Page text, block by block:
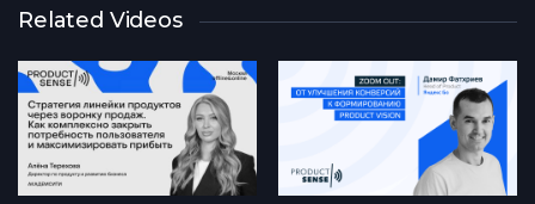
ценообразование)
Фреймворк Product Metrics
Pyramid: чем он может вам
помочь, даже если метрики не
ваш конек
Related Videos